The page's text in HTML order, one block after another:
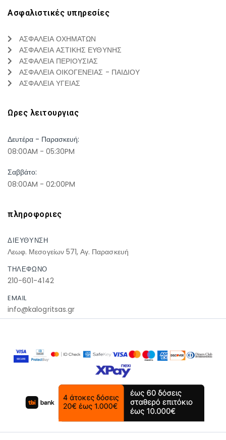
Ασφαλιστικές υπηρεσίες
ΑΣΦΑΛΕΙΑ ΟΧΗΜΑΤΩΝ
ΑΣΦΑΛΕΙΑ ΑΣΤΙΚΗΣ ΕΥΘΥΝΗΣ
ΑΣΦΑΛΕΙΑ ΠΕΡΙΟΥΣΙΑΣ
ΑΣΦΑΛΕΙΑ ΟΙΚΟΓΕΝΕΙΑΣ - ΠΑΙΔΙΟΥ
ΑΣΦΑΛΕΙΑ ΥΓΕΙΑΣ
Ωρες λειτουργιας
Δευτέρα - Παρασκευή:
08:00AM - 05:30PM
Σαββάτο:
08:00AM - 02:00PM
πληροφοριες
ΔΙΕΥΘΥΝΣΗ
Λεωφ. Μεσογείων 571, Αγ. Παρασκευή
ΤΗΛΕΦΩΝΟ
210-601-4142
EMAIL
info@kalogritsas.gr